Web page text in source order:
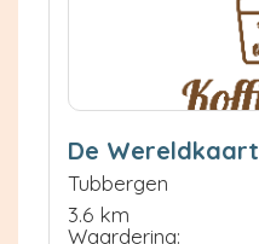
De Wereldkaart
Tubbergen
3.6 km
Waardering: